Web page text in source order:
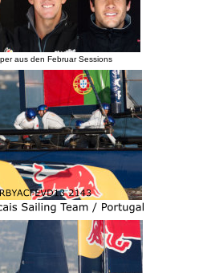
aus den Februar Sessions